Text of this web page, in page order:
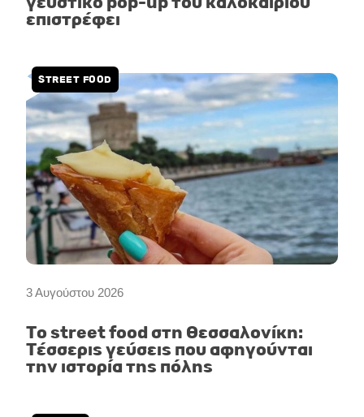
επιστρέφει
3 Αυγούστου 2026
STREET FOOD
Το street food στη Θεσσαλονίκη:
Τέσσερις γεύσεις που αφηγούνται
την ιστορία της πόλης